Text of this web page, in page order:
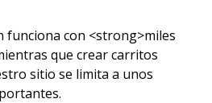
funciona con <strong>miles
que crear carritos
sitio se limita a unos